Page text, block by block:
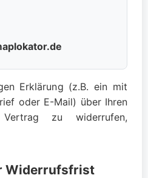
Erklärung (z.B. ein mit
oder E-Mail) über Ihren
Vertrag zu widerrufen,
Widerrufsfrist